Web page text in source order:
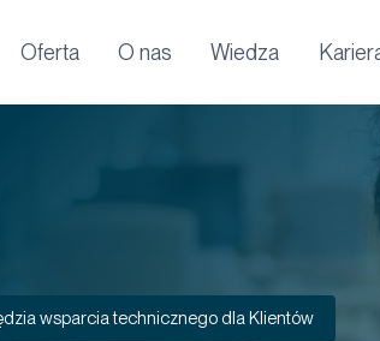
Oferta O nas Wiedza
wsparcia technicznego dla Klientów